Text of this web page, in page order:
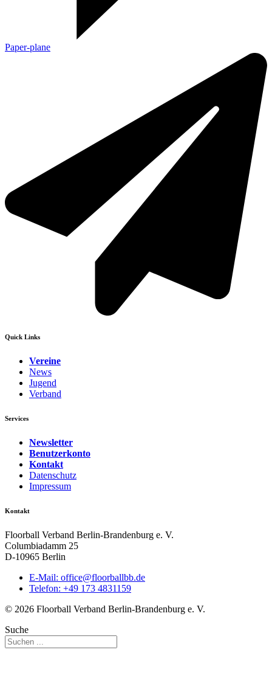
Paper-plane
Quick Links
Vereine
News
Jugend
Verband
Services
Newsletter
Benutzerkonto
Kontakt
Datenschutz
Impressum
Kontakt
Floorball Verband Berlin-Brandenburg e. V.
Columbiadamm 25
D-10965 Berlin
E-Mail: ed.bbllabroolf@eciffo
Telefon: +49 173 4831159
© 2026 Floorball Verband Berlin-Brandenburg e. V.
Suche